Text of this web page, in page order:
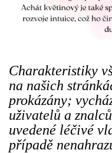
Charakteristiky
na našich
prokázány;
uživatelů a
uvedené léčivé
případě